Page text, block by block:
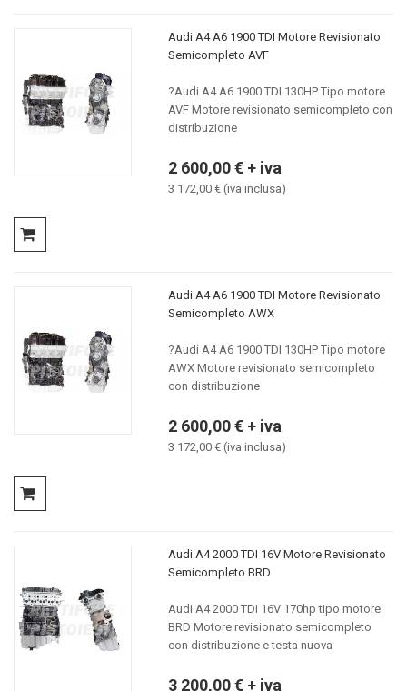
Audi A4 A6 1900 TDI Motore Revisionato
Semicompleto AVF
?Audi A4 A6 1900 TDI 130HP Tipo motore
AVF Motore revisionato semicompleto con
distribuzione
2 600,00 € + iva
3 172,00 € (iva inclusa)
Audi A4 A6 1900 TDI Motore Revisionato
Semicompleto AWX
?Audi A4 A6 1900 TDI 130HP Tipo motore
AWX Motore revisionato semicompleto
con distribuzione
2 600,00 € + iva
3 172,00 € (iva inclusa)
Audi A4 2000 TDI 16V Motore Revisionato
Semicompleto BRD
Audi A4 2000 TDI 16V 170hp tipo motore
BRD Motore revisionato semicompleto
con distribuzione e testa nuova
3 200,00 € + iva